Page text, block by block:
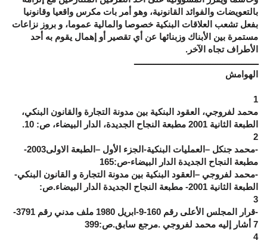
بالتعويضات والفوائد القانونية، وهو أمر بات مكرس واقعيا وقانونيا
بفعل تشعب العلاقات البنكية خصوصا والمالية عموما، و بروز نزاعات
مستمرة بين الأبناك وزبنائها عن أي تقصير أو إهمال يقوم به أحد
الأطراف تجاه الآخر.
ــــــــــــــــــــــــــــــــــــــــــــــــــــ
الهوامش
1
محمد لفروجي، العقود البنكية بين مدونة التجارة والقانون البنكي،
الطبعة الثانية 2001 مطبعة النجاح الجديدة، الدار البيضاء، ص: 10.
2
-محمد جنكل –العمليات البنكية-الجزء الأول –الطبعة الاولى2003-
مطبعة النجاح الجديدة الدار البيضاء-ص:165
-محمد لفروجي –العقود البنكية بين مدونة التجارة و القانون البنكي-
الطبعة الثانية 2001- مطبعة النجاح الجديدة الدار البيضاء.ص:
3
-قرار المجلس الأعلى رقم 160-9-ابريل 1980 ملف مدني رقم 3791-
7 أشار إليه محمد لفروجي .مرجع سابق.ص:399
4